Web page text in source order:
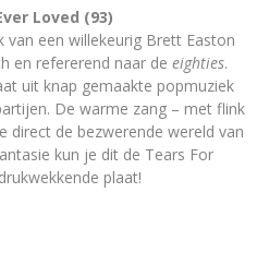
Loved (93)
van een willekeurig Brett Easton
en refererend naar de eighties.
uit knap gemaakte popmuziek
De warme zang – met flink
direct de bezwerende wereld van
kun je dit de Tears For
plaat!